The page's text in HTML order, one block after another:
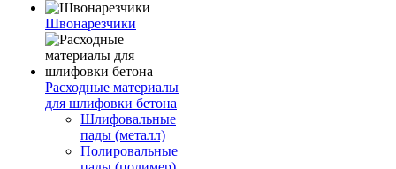
Швонарезчики
Расходные материалы
для шлифовки бетона
Шлифовальные
пады (металл)
Полировальные